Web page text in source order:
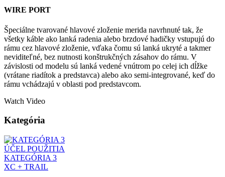
WIRE PORT
Špeciálne tvarované hlavové zloženie merida navrhnuté tak, že
všetky káble ako lanká radenia alebo brzdové hadičky vstupujú do
rámu cez hlavové zloženie, vďaka čomu sú lanká ukryté a takmer
neviditeľné, bez nutnosti konštrukčných zásahov do rámu. V
závislosti od modelu sú lanká vedené vnútrom po celej ich dĺžke
(vrátane riadítok a predstavca) alebo ako semi-integrované, keď do
rámu vchádzajú v oblasti pod predstavcom.
Watch Video
Kategória
ÚČEL POUŽITIA
KATEGÓRIA 3
XC + TRAIL